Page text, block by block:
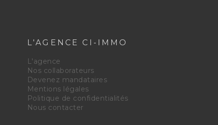
L'AGENCE CI-IMMO
L'agence
Nos collaborateurs
Devenez mandataires
Mentions légales
Politique de confidentialités
Nous contacter